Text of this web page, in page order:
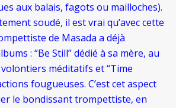
aux balais, fagots ou mailloches).
soudé, il est vrai qu’avec cette
de Masada a déjà
: “Be Still” dédié à sa mère, au
méditatifs et “Time
fougueuses. C’est cet aspect
le bondissant trompettiste, en